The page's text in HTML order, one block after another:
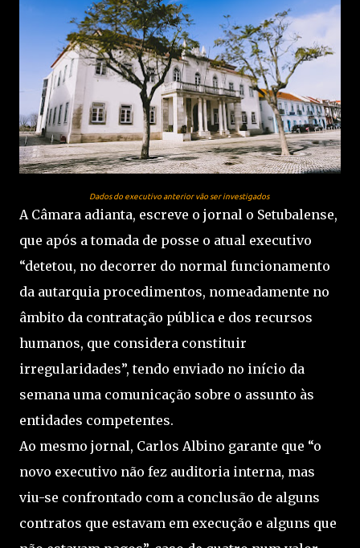
Dados do executivo anterior vão ser investigados
A Câmara adianta, escreve o jornal o Setubalense,
que após a tomada de posse o atual executivo
“detetou, no decorrer do normal funcionamento
da autarquia procedimentos, nomeadamente no
âmbito da contratação pública e dos recursos
humanos, que considera constituir
irregularidades”, tendo enviado no início da
semana uma comunicação sobre o assunto às
entidades competentes.
Ao mesmo jornal, Carlos Albino garante que “o
novo executivo não fez auditoria interna, mas
viu-se confrontado com a conclusão de alguns
contratos que estavam em execução e alguns que